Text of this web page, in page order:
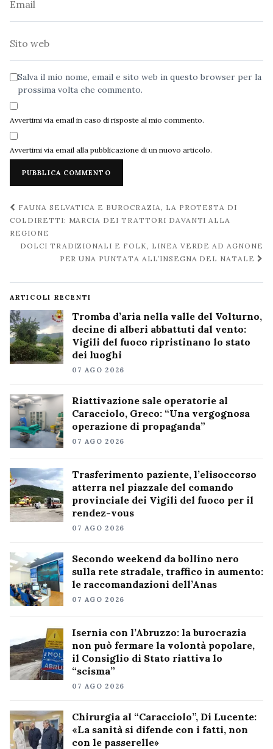
Salva il mio nome, email e sito web in questo browser per la
prossima volta che commento.
Avvertimi via email in caso di risposte al mio commento.
Avvertimi via email alla pubblicazione di un nuovo articolo.
Navigazione
post
FAUNA SELVATICA E BUROCRAZIA, LA PROTESTA DI
COLDIRETTI: MARCIA DEI TRATTORI DAVANTI ALLA
REGIONE
DOLCI TRADIZIONALI E FOLK, LINEA VERDE AD AGNONE
PER UNA PUNTATA ALL’INSEGNA DEL NATALE
ARTICOLI RECENTI
Tromba d’aria nella valle del Volturno,
decine di alberi abbattuti dal vento:
Vigili del fuoco ripristinano lo stato
dei luoghi
07 AGO 2026
Riattivazione sale operatorie al
Caracciolo, Greco: “Una vergognosa
operazione di propaganda”
07 AGO 2026
Trasferimento paziente, l’elisoccorso
atterra nel piazzale del comando
provinciale dei Vigili del fuoco per il
rendez-vous
07 AGO 2026
Secondo weekend da bollino nero
sulla rete stradale, traffico in aumento:
le raccomandazioni dell’Anas
07 AGO 2026
Isernia con l’Abruzzo: la burocrazia
non può fermare la volontà popolare,
il Consiglio di Stato riattiva lo
“scisma”
07 AGO 2026
Chirurgia al “Caracciolo”, Di Lucente:
«La sanità si difende con i fatti, non
con le passerelle»